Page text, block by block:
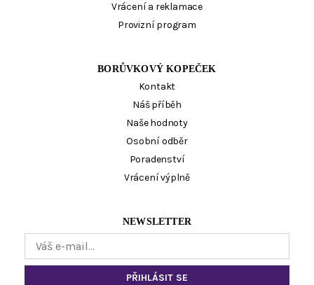
Vrácení a reklamace
Provizní program
BORŮVKOVÝ KOPEČEK
Kontakt
Náš příběh
Naše hodnoty
Osobní odběr
Poradenství
Vrácení výplně
NEWSLETTER